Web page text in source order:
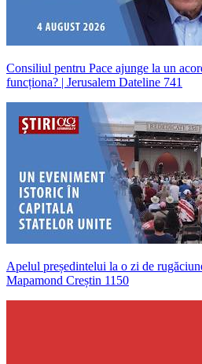
Consiliul pentru Pace ajunge la un
funcționa? | Jerusalem Dateline 741
Apelul președintelui la o zi de
Mapamond Creștin 1150